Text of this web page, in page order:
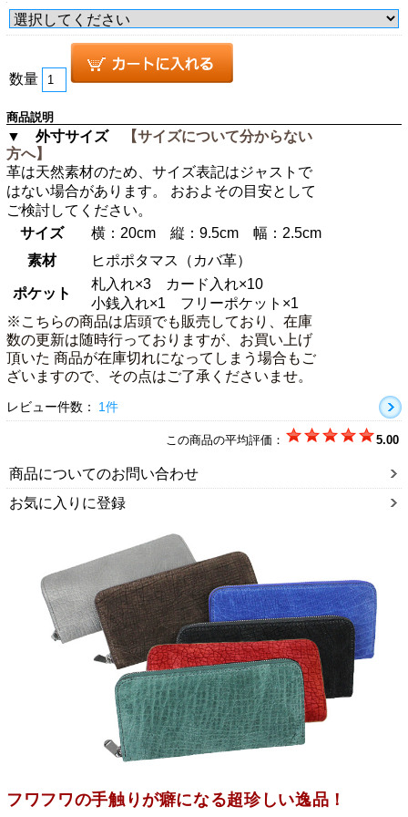
数量
商品説明
▼ 外寸サイズ
【サイズについて分からない
方へ】
革は天然素材のため、サイズ表記はジャストで
はない場合があります。 おおよその目安として
ご検討してください。
サイズ
横：20cm 縦：9.5cm 幅：2.5cm
素材
ヒポポタマス（カバ革）
ポケット
札入れ×3 カード入れ×10
小銭入れ×1 フリーポケット×1
※こちらの商品は店頭でも販売しており、在庫
数の更新は随時行っておりますが、お買い上げ
頂いた 商品が在庫切れになってしまう場合もご
ざいますので、その点はご了承くださいませ。
レビュー件数： 1件
この商品の平均評価： 5.00
商品についてのお問い合わせ
お気に入りに登録
フワフワの手触りが癖になる超珍しい逸品！